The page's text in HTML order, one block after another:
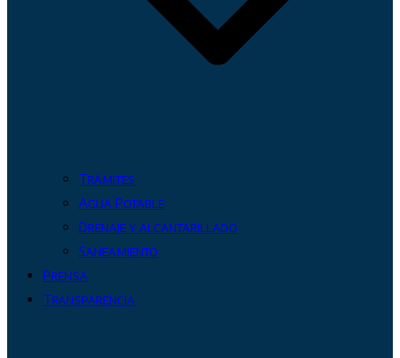
Trámites
Agua Potable
Drenaje y alcantarillado
Saneamiento
Prensa
Transparencia